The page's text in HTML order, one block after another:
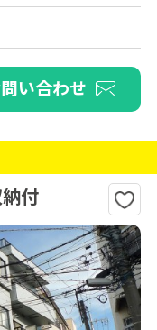
い合わせ
付